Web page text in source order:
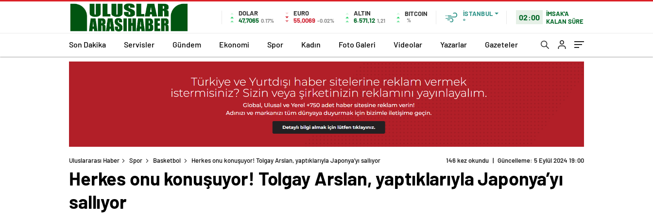
DOLAR
47,7065 0.17%
EURO
55,0069 -0.02%
ALTIN
6.571,12 1,21
BITCOIN
%
İSTANBUL
°
02:00
İMSAK'A
KALAN SÜRE
Son Dakika Servisler Gündem Ekonomi Spor Kadın Foto Galeri Videolar Yazarlar Gazeteler
Uluslararası Haber Spor Basketbol Herkes onu konuşuyor! Tolgay Arslan, yaptıklarıyla Japonya’yı sallıyor
Herkes onu konuşuyor! Tolgay Arslan, yaptıklarıyla Japonya’yı
sallıyor